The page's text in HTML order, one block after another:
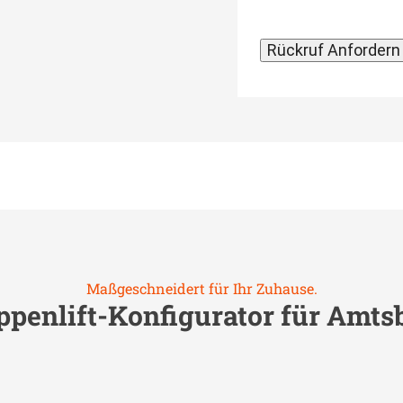
Maßgeschneidert für Ihr Zuhause.
Konfigurator für